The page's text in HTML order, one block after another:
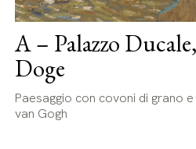
A – Palazzo
Doge
Paesaggio con covoni di grano
van Gogh